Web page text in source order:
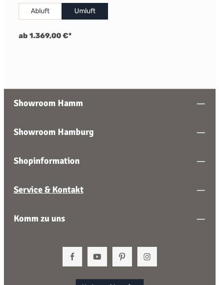
Abluft Umluft
ab 1.369,00 €*
Showroom Hamm
Showroom Hamburg
Shopinformation
Service & Kontakt
Komm zu uns